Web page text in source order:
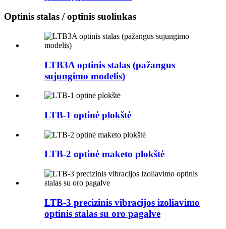
Optinis stalas / optinis suoliukas
LTB3A optinis stalas (pažangus
sujungimo modelis)
LTB-1 optinė plokštė
LTB-2 optinė maketo plokštė
LTB-3 precizinis vibracijos izoliavimo
optinis stalas su oro pagalve